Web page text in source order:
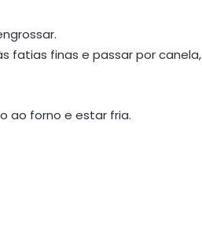
fatias finas e passar por canela,
ao forno e estar fria.